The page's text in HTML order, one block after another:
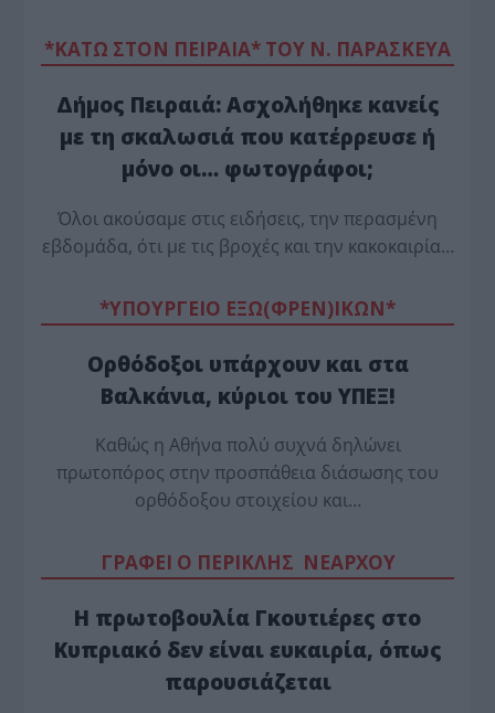
*ΚΑΤΩ ΣΤΟΝ ΠΕΙΡΑΙΑ* ΤΟΥ Ν. ΠΑΡΑΣΚΕΥΑ
Δήμος Πειραιά: Ασχολήθηκε κανείς
με τη σκαλωσιά που κατέρρευσε ή
μόνο οι… φωτογράφοι;
Όλοι ακούσαμε στις ειδήσεις, την περασμένη
εβδομάδα, ότι με τις βροχές και την κακοκαιρία…
*ΥΠΟΥΡΓΕΙΟ ΕΞΩ(ΦΡΕΝ)ΙΚΩΝ*
Ορθόδοξοι υπάρχουν και στα
Βαλκάνια, κύριοι του ΥΠΕΞ!
Καθώς η Αθήνα πολύ συχνά δηλώνει
πρωτοπόρος στην προσπάθεια διάσωσης του
ορθόδοξου στοιχείου και…
ΓΡΑΦΕΙ Ο ΠΕΡΙΚΛΗΣ ΝΕΑΡΧΟΥ
Η πρωτοβουλία Γκουτιέρες στο
Κυπριακό δεν είναι ευκαιρία, όπως
παρουσιάζεται